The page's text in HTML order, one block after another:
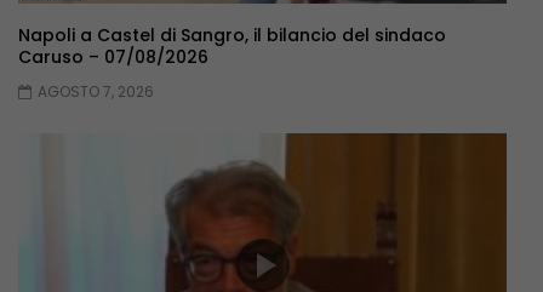
Napoli a Castel di Sangro, il bilancio del sindaco
Caruso – 07/08/2026
AGOSTO 7, 2026